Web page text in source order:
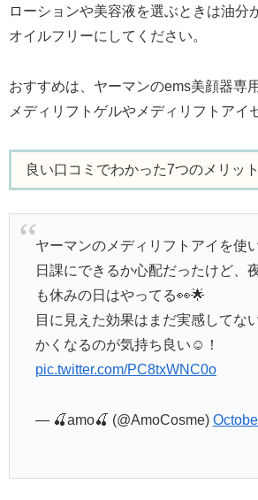
ローションや美容液を選ぶときは油分
オイルフリーにしてください。
おすすめは、ヤーマンのems美顔器専
メディリフトゲルやメディリフトアイ
良い口コミでわかった7つのメリット
ヤーマンのメディリフトアイを使
日課にできるか心配だったけど、
も休みの日はやってる👀🌟
目に見えた効果はまだ実感してな
かくなるのが気持ち良い☺️！
pic.twitter.com/PC8txWNC0o
— 🍒amo🍒 (@AmoCosme)